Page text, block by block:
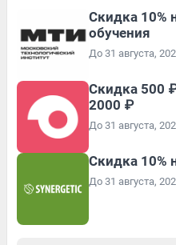
Скидка 10%
обучения
До 31 августа,
Скидка 500
2000 ₽
До 31 августа,
Скидка 10%
До 31 августа,